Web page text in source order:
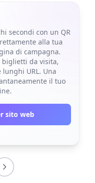
secondi con un QR
alla tua
di campagna.
biglietti da visita,
URL. Una
il tuo
sito web